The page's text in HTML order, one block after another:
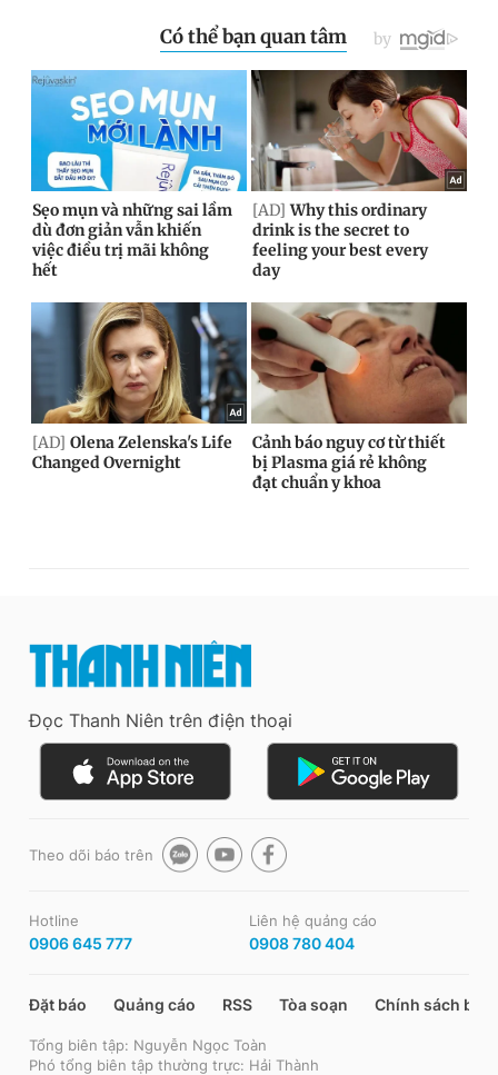
Đọc Thanh Niên trên điện thoại
Theo dõi báo trên
Hotline
0906 645 777
Liên hệ quảng cáo
0908 780 404
Đặt báo Quảng cáo RSS Tòa soạn Chính sách bảo
Tổng biên tập: Nguyễn Ngọc Toàn
Phó tổng biên tập thường trực: Hải Thành